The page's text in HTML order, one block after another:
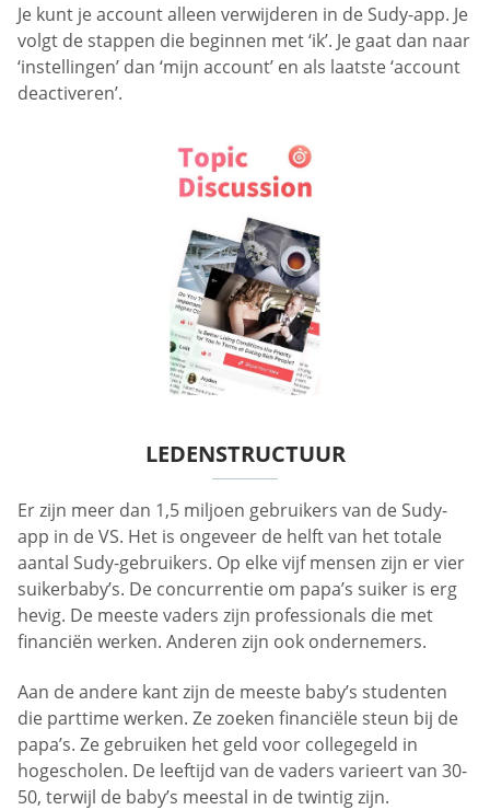
Je kunt je account alleen verwijderen in de Sudy-app. Je
volgt de stappen die beginnen met ‘ik’. Je gaat dan naar
‘instellingen’ dan ‘mijn account’ en als laatste ‘account
deactiveren’.
LEDENSTRUCTUUR
Er zijn meer dan 1,5 miljoen gebruikers van de Sudy-
app in de VS. Het is ongeveer de helft van het totale
aantal Sudy-gebruikers. Op elke vijf mensen zijn er vier
suikerbaby’s. De concurrentie om papa’s suiker is erg
hevig. De meeste vaders zijn professionals die met
financiën werken. Anderen zijn ook ondernemers.
Aan de andere kant zijn de meeste baby’s studenten
die parttime werken. Ze zoeken financiële steun bij de
papa’s. Ze gebruiken het geld voor collegegeld in
hogescholen. De leeftijd van de vaders varieert van 30-
50, terwijl de baby’s meestal in de twintig zijn.